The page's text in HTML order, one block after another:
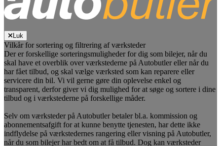
Luk
Vilkår for sortering og filtrering af værksteder
Der er forskellige sorteringsmuligheder for dig som bilejer, når du
skal have et overblik over værkstederne på Autobutler eller når du
har fået tilbud, og skal vælge værksted som kan reparere eller
servicere din bil. Vi vil gerne gøre din oplevelse enkel og
transparent, derfor giver vi dig mulighed for at søge og sortere i dine
tilbud og i værkstederne på forskellige måder.
Selv om værksteder på Autobutler betaler bl.a. kommission og
abonnementsafgift for at kunne benytte tjenesten, har dette ikke
indflydelse på værkstedernes rangering eller visning på Autobutler,
når du som bilejer har bedt om at få tilbud. Dog kan værksteder